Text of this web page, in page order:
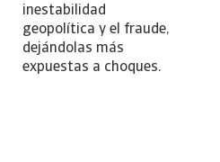
inestabilidad
geopolítica y el fraude,
dejándolas más
expuestas a choques.